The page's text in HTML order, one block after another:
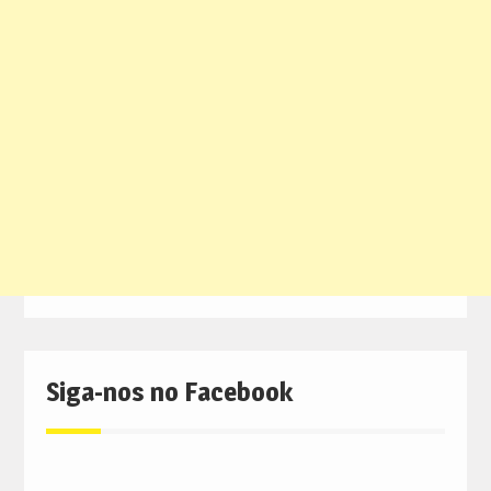
Siga-nos no Facebook